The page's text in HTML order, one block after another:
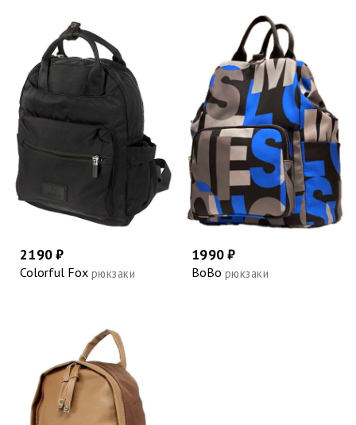
2190 ₽
Colorful Fox рюкзаки
1990 ₽
BoBo рюкзаки